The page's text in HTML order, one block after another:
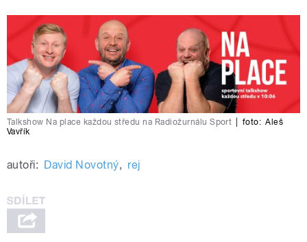
Talkshow Na place každou středu na Radiožurnálu Sport foto: Aleš
Vavřík
autoři: David Novotný, rej